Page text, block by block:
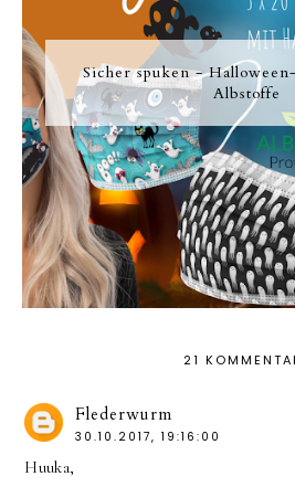
Sicher spuken -
Albstoffe
21
Flederwurm
30.10.2017, 19:16:00
Huuka,